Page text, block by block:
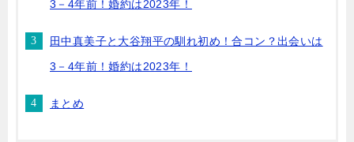
3－4年前！婚約は2023年！
田中真美子と大谷翔平の馴れ初め！合コン？出会いは
3－4年前！婚約は2023年！
まとめ